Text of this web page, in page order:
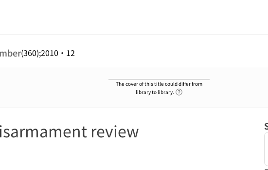
(360);2010・12
The cover of this title could differ from
library to library.
review